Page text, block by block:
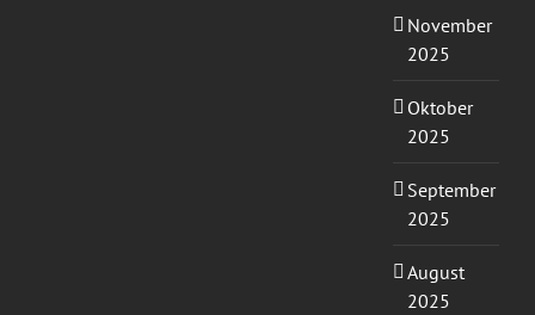
November
2025
Oktober
2025
September
2025
August
2025